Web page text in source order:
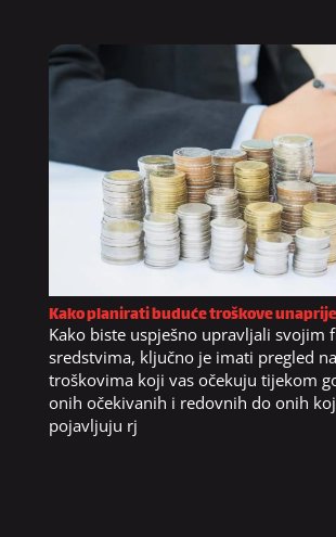
Kako planirati buduće troškove
Kako biste uspješno upravljali svojim
sredstvima, ključno je imati pregled
troškovima koji vas očekuju tijekom
onih očekivanih i redovnih do onih
pojavljuju rj